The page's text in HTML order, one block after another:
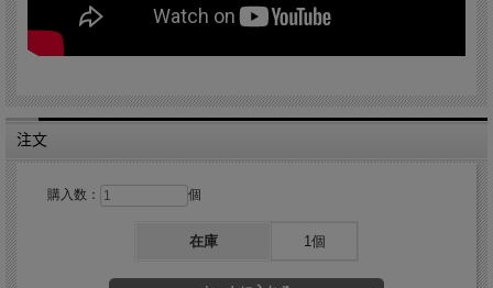
注文
購入数： 個
在庫 1個